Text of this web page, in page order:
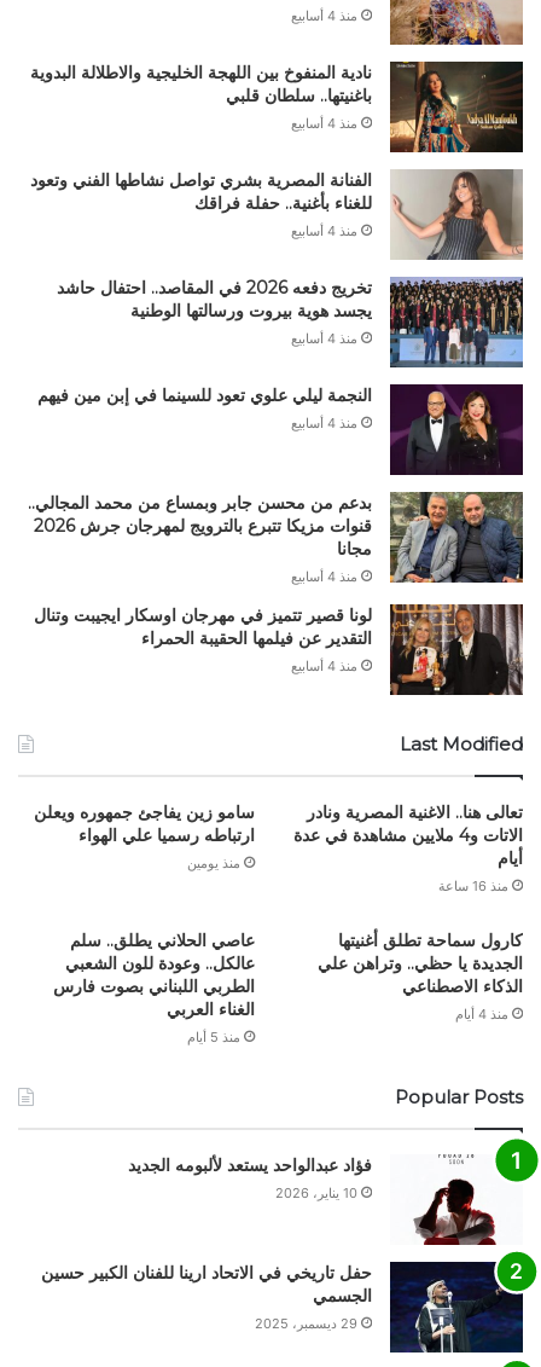
منذ 4 أسابيع
نادية المنفوخ بين اللهجة الخليجية والاطلالة البدوية
باغنيتها.. سلطان قلبي
منذ 4 أسابيع
الفنانة المصرية بشري تواصل نشاطها الفني وتعود
للغناء بأغنية.. حفلة فراقك
منذ 4 أسابيع
تخريج دفعه 2026 في المقاصد.. احتفال حاشد
يجسد هوية بيروت ورسالتها الوطنية
منذ 4 أسابيع
النجمة ليلي علوي تعود للسينما في إبن مين فيهم
منذ 4 أسابيع
بدعم من محسن جابر وبمساع من محمد المجالي..
قنوات مزيكا تتبرع بالترويج لمهرجان جرش 2026
مجانا
منذ 4 أسابيع
لونا قصير تتميز في مهرجان اوسكار ايجيبت وتنال
التقدير عن فيلمها الحقيبة الحمراء
منذ 4 أسابيع
Last Modified
تعالى هنا.. الاغنية المصرية ونادر
الاتات و4 ملايين مشاهدة في عدة
أيام
منذ 16 ساعة
سامو زين يفاجئ جمهوره ويعلن
ارتباطه رسميا علي الهواء
منذ يومين
كارول سماحة تطلق أغنيتها
الجديدة يا حظي.. وتراهن علي
الذكاء الاصطناعي
منذ 4 أيام
عاصي الحلاني يطلق.. سلم
عالكل.. وعودة للون الشعبي
الطربي اللبناني بصوت فارس
الغناء العربي
منذ 5 أيام
Popular Posts
فؤاد عبدالواحد يستعد لألبومه الجديد
10 يناير، 2026
حفل تاريخي في الاتحاد ارينا للفنان الكبير حسين
الجسمي
29 ديسمبر، 2025